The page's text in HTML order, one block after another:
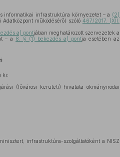
informatikai infrastruktúra környezetet – a (2)
működéséről szóló 467/2017. (XII.
a) pontjában meghatározott szervezetek a
– a 8. § (1) bekezdés a) pontja esetében az
ki:
(fővárosi kerületi) hivatala okmányirodai
infrastruktúra-szolgáltatóként a NISZ